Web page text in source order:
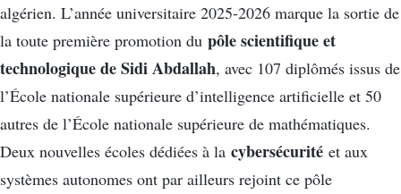
algérien. L’année universitaire 2025-2026 marque la sortie de
la toute première promotion du pôle scientifique et
technologique de Sidi Abdallah, avec 107 diplômés issus de
l’École nationale supérieure d’intelligence artificielle et 50
autres de l’École nationale supérieure de mathématiques.
Deux nouvelles écoles dédiées à la cybersécurité et aux
systèmes autonomes ont par ailleurs rejoint ce pôle